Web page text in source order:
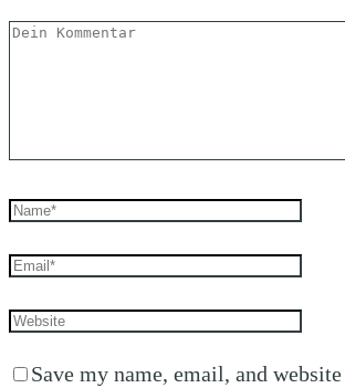
Save my name, email, and